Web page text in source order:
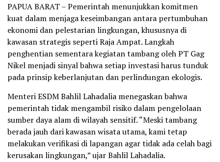
PAPUA BARAT – Pemerintah menunjukkan komitmen
kuat dalam menjaga keseimbangan antara pertumbuhan
ekonomi dan pelestarian lingkungan, khususnya di
kawasan strategis seperti Raja Ampat. Langkah
penghentian sementara kegiatan tambang oleh PT Gag
Nikel menjadi sinyal bahwa setiap investasi harus tunduk
pada prinsip keberlanjutan dan perlindungan ekologis.
Menteri ESDM Bahlil Lahadalia menegaskan bahwa
pemerintah tidak mengambil risiko dalam pengelolaan
sumber daya alam di wilayah sensitif. “Meski tambang
berada jauh dari kawasan wisata utama, kami tetap
melakukan verifikasi di lapangan agar tidak ada celah bagi
kerusakan lingkungan,” ujar Bahlil Lahadalia.